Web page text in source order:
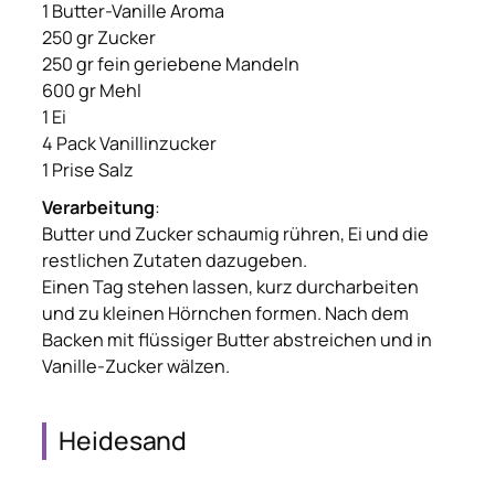
1 Butter-Vanille Aroma
250 gr Zucker
250 gr fein geriebene Mandeln
600 gr Mehl
1 Ei
4 Pack Vanillinzucker
1 Prise Salz
Verarbeitung:
Butter und Zucker schaumig rühren, Ei und die
restlichen Zutaten dazugeben.
Einen Tag stehen lassen, kurz durcharbeiten
und zu kleinen Hörnchen formen. Nach dem
Backen mit flüssiger Butter abstreichen und in
Vanille-Zucker wälzen.
Heidesand